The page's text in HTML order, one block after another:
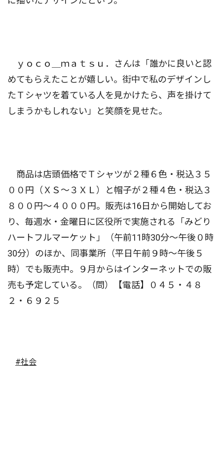
ｙｏｃｏ＿ｍａｔｓｕ．さんは「誰かに良いと認
めてもらえたことが嬉しい。街中で私のデザインし
たＴシャツを着ている人を見かけたら、声を掛けて
しまうかもしれない」と笑顔を見せた。
商品は店頭価格でＴシャツが２種６色・税込３５
００円（ＸＳ〜３ＸＬ）と帽子が２種４色・税込３
８００円〜４０００円。販売は16日から開始してお
り、毎週水・金曜日に区役所で実施される「みどり
ハートフルマーケット」（午前11時30分〜午後０時
30分）のほか、同事業所（平日午前９時〜午後５
時）でも販売中。９月からはインターネットでの販
売も予定している。（問）【電話】０４５・４８
２・６９２５
#社会